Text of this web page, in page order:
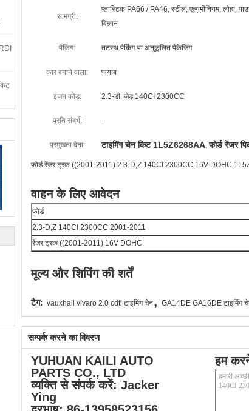
सामग्री:
प्लास्टिक PA66 / PA46, स्टील, एल्यूमीनियम, लोहा,
विज्ञान
पैकिंग: तटस्थ पैकिंग या अनुकूलित पैकेजिंग
कार बनाने वाला: पायाब
इंजन कोड: 2.3-डी, जेड 140CI 2300CC
प्रति संदर्भ: -
प्रमुखता देना: टाइमिंग चेन किट 1L5Z6268AA,फोर्ड रेंजर
फोर्ड रेंजर ट्रक ((2001-2011) 2.3-D,Z 140CI 2300CC 16V DOHC
वाहन के लिए आवेदन
फोर्ड
2.3-D,Z 140CI 2300CC 2001-2011
रेंजर ट्रक ((2001-2011) 16V DOHC
मूल्य और शिपिंग की शर्तें
टैग: vauxhall vivaro 2.0 cdti टाइमिंग चेन, GA14DE GA16DE टाइमिंग
सम्पर्क करने का विवरण
YUHUAN KAILI AUTO
PARTS CO., LTD
व्यक्ति से संपर्क करें: Jacker
Ying
हम